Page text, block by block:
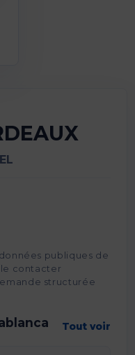
publiques de
le contacter
structurée
Tout voir